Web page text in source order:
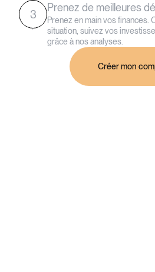
3
Prenez de meilleures
Prenez en main vos finances.
situation, suivez vos
grâce à nos analyses.
Créer mon